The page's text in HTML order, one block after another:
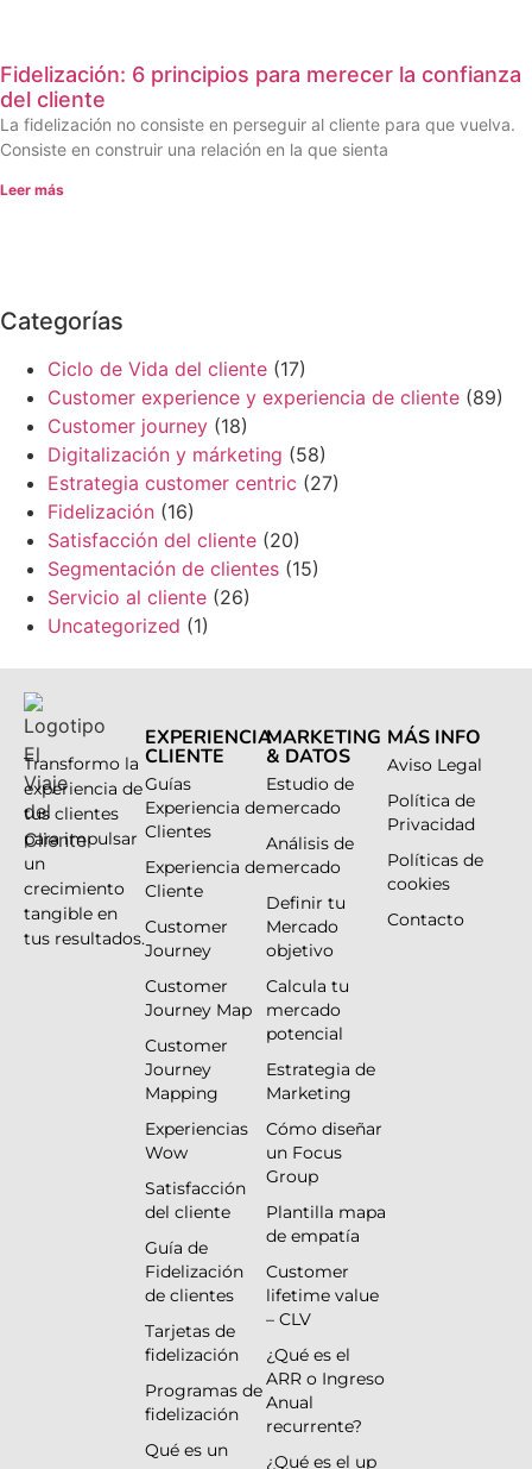
Fidelización: 6 principios para merecer la confianza
del cliente
La fidelización no consiste en perseguir al cliente para que vuelva.
Consiste en construir una relación en la que sienta
Leer más
Categorías
Ciclo de Vida del cliente (17)
Customer experience y experiencia de cliente (89)
Customer journey (18)
Digitalización y márketing (58)
Estrategia customer centric (27)
Fidelización (16)
Satisfacción del cliente (20)
Segmentación de clientes (15)
Servicio al cliente (26)
Uncategorized (1)
Transformo la
experiencia de
tus clientes
para impulsar
un
crecimiento
tangible en
tus resultados.
EXPERIENCIA
CLIENTE
Guías
Experiencia de
Clientes
Experiencia de
Cliente
Customer
Journey
Customer
Journey Map
Customer
Journey
Mapping
Experiencias
Wow
Satisfacción
del cliente
Guía de
Fidelización
de clientes
Tarjetas de
fidelización
Programas de
fidelización
Qué es un
MARKETING
& DATOS
Estudio de
mercado
Análisis de
mercado
Definir tu
Mercado
objetivo
Calcula tu
mercado
potencial
Estrategia de
Marketing
Cómo diseñar
un Focus
Group
Plantilla mapa
de empatía
Customer
lifetime value
– CLV
¿Qué es el
ARR o Ingreso
Anual
recurrente?
¿Qué es el up
MÁS INFO
Aviso Legal
Política de
Privacidad
Políticas de
cookies
Contacto